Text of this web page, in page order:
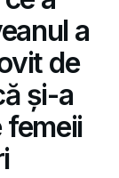
a
de
și-a
femeii